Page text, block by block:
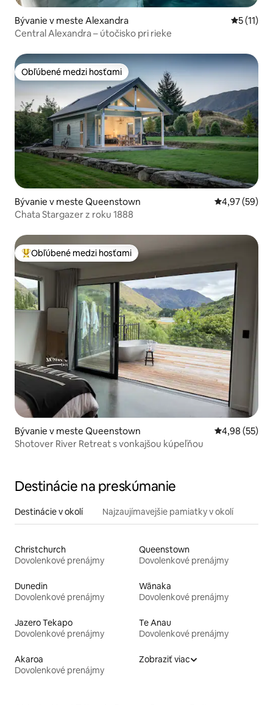
Bývanie v meste Alexandra
5 (11)
Central Alexandra – útočisko pri rieke
Obľúbené medzi hosťami
Obľúbené medzi hosťami
Bývanie v meste Queenstown Priemerné
4,97 (59)
Chata Stargazer z roku 1888
Najobľúbenejšie medzi hosťami
Obľúbené medzi hosťami
Bývanie v meste Queenstown Priemerné
4,98 (55)
Shotover River Retreat s vonkajšou kúpeľňou
Destinácie na preskúmanie
Destinácie v okolí Najzaujímavejšie pamiatky v okolí
Christchurch
Dovolenkové prenájmy
Queenstown
Dovolenkové prenájmy
Dunedin
Dovolenkové prenájmy
Wānaka
Dovolenkové prenájmy
Jazero Tekapo
Dovolenkové prenájmy
Te Anau
Dovolenkové prenájmy
Akaroa
Dovolenkové prenájmy
Zobraziť viac